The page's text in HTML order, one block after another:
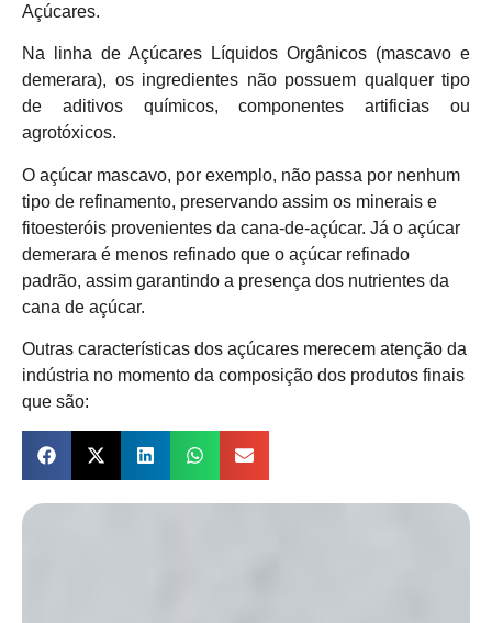
Açúcares.
Na linha de Açúcares Líquidos Orgânicos (mascavo e
demerara), os ingredientes não possuem qualquer tipo
de aditivos químicos, componentes artificias ou
agrotóxicos.
O açúcar mascavo, por exemplo, não passa por nenhum
tipo de refinamento, preservando assim os minerais e
fitoesteróis provenientes da cana-de-açúcar. Já o açúcar
demerara é menos refinado que o açúcar refinado
padrão, assim garantindo a presença dos nutrientes da
cana de açúcar.
Outras características dos açúcares merecem atenção da
indústria no momento da composição dos produtos finais
que são: